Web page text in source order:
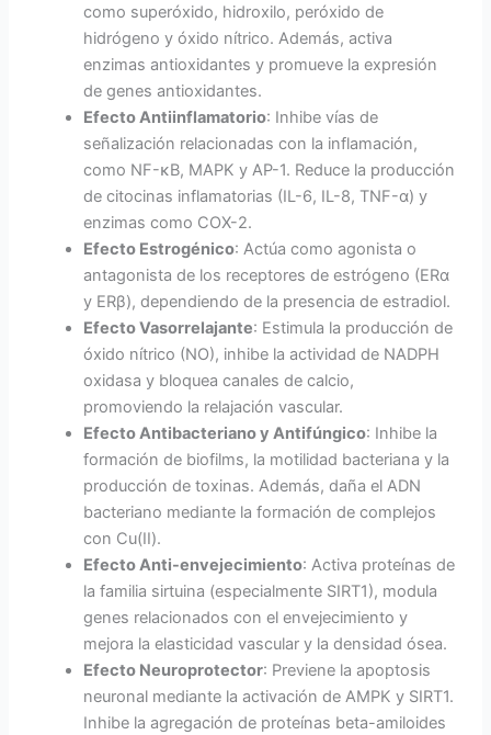
como superóxido, hidroxilo, peróxido de
hidrógeno y óxido nítrico. Además, activa
enzimas antioxidantes y promueve la expresión
de genes antioxidantes.
Efecto Antiinflamatorio: Inhibe vías de
señalización relacionadas con la inflamación,
como NF-κB, MAPK y AP-1. Reduce la producción
de citocinas inflamatorias (IL-6, IL-8, TNF-α) y
enzimas como COX-2.
Efecto Estrogénico: Actúa como agonista o
antagonista de los receptores de estrógeno (ERα
y ERβ), dependiendo de la presencia de estradiol.
Efecto Vasorrelajante: Estimula la producción de
óxido nítrico (NO), inhibe la actividad de NADPH
oxidasa y bloquea canales de calcio,
promoviendo la relajación vascular.
Efecto Antibacteriano y Antifúngico: Inhibe la
formación de biofilms, la motilidad bacteriana y la
producción de toxinas. Además, daña el ADN
bacteriano mediante la formación de complejos
con Cu(II).
Efecto Anti-envejecimiento: Activa proteínas de
la familia sirtuina (especialmente SIRT1), modula
genes relacionados con el envejecimiento y
mejora la elasticidad vascular y la densidad ósea.
Efecto Neuroprotector: Previene la apoptosis
neuronal mediante la activación de AMPK y SIRT1.
Inhibe la agregación de proteínas beta-amiloides